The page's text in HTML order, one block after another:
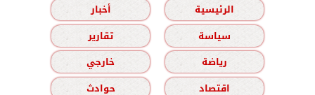
الرئيسية
أخبار
سياسة
تقارير
رياضة
خارجي
اقتصاد
حوادث